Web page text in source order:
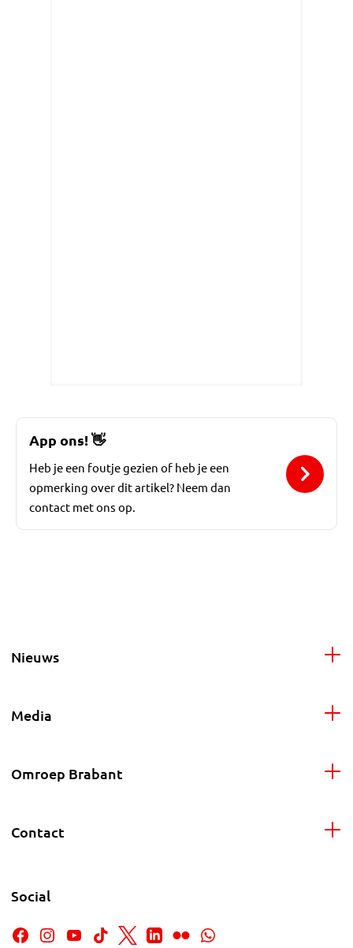
App ons!👋
Heb je een foutje gezien of heb je een
opmerking over dit artikel? Neem dan
contact met ons op.
Nieuws
Media
Omroep Brabant
Contact
Social